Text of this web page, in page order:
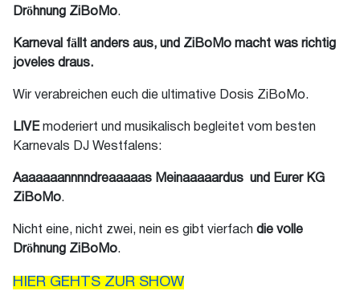
Dröhnung ZiBoMo.
Karneval fällt anders aus, und ZiBoMo macht was richtig
joveles draus.
Wir verabreichen euch die ultimative Dosis ZiBoMo.
LIVEmoderiert und musikalisch begleitet vom besten
Karnevals DJ Westfalens:
Aaaaaaannnndreaaaaas Meinaaaaardus und Eurer KG
ZiBoMo.
Nicht eine, nicht zwei, nein es gibt vierfach die volle
Dröhnung ZiBoMo.
HIER GEHTS ZUR SHOW